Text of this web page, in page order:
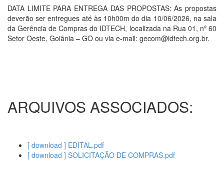
DATA LIMITE PARA ENTREGA DAS PROPOSTAS: As propostas
deverão ser entregues até às 10h00m do dia 10/06/2026, na sala
da Gerência de Compras do IDTECH, localizada na Rua 01, nº 60
Setor Oeste, Goiânia – GO ou via e-mail: gecom@idtech.org.br.
ARQUIVOS ASSOCIADOS:
[ download ] EDITAL.pdf
[ download ] SOLICITAÇÃO DE COMPRAS.pdf